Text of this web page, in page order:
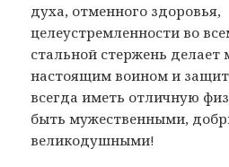
духа, отменного здоровья,
целеустремленности во
стальной стержень делает
настоящим воином и
всегда иметь отличную
быть мужественными,
великодушными!